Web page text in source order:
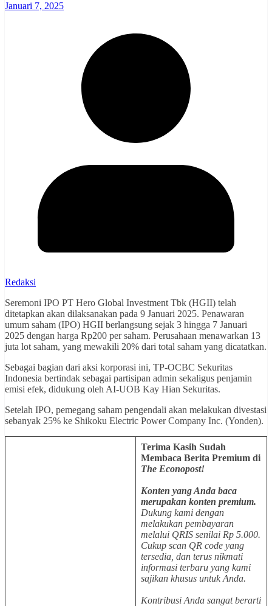
Januari 7, 2025
Redaksi
Seremoni IPO PT Hero Global Investment Tbk (HGII) telah
ditetapkan akan dilaksanakan pada 9 Januari 2025. Penawaran
umum saham (IPO) HGII berlangsung sejak 3 hingga 7 Januari
2025 dengan harga Rp200 per saham. Perusahaan menawarkan 13
juta lot saham, yang mewakili 20% dari total saham yang dicatatkan.
Sebagai bagian dari aksi korporasi ini, TP-OCBC Sekuritas
Indonesia bertindak sebagai partisipan admin sekaligus penjamin
emisi efek, didukung oleh AI-UOB Kay Hian Sekuritas.
Setelah IPO, pemegang saham pengendali akan melakukan divestasi
sebanyak 25% ke Shikoku Electric Power Company Inc. (Yonden).
Terima Kasih Sudah
Membaca Berita Premium di
The Econopost!
Konten yang Anda baca
merupakan konten premium.
Dukung kami dengan
melakukan pembayaran
melalui QRIS senilai Rp 5.000.
Cukup scan QR code yang
tersedia, dan terus nikmati
informasi terbaru yang kami
sajikan khusus untuk Anda.
Kontribusi Anda sangat berarti